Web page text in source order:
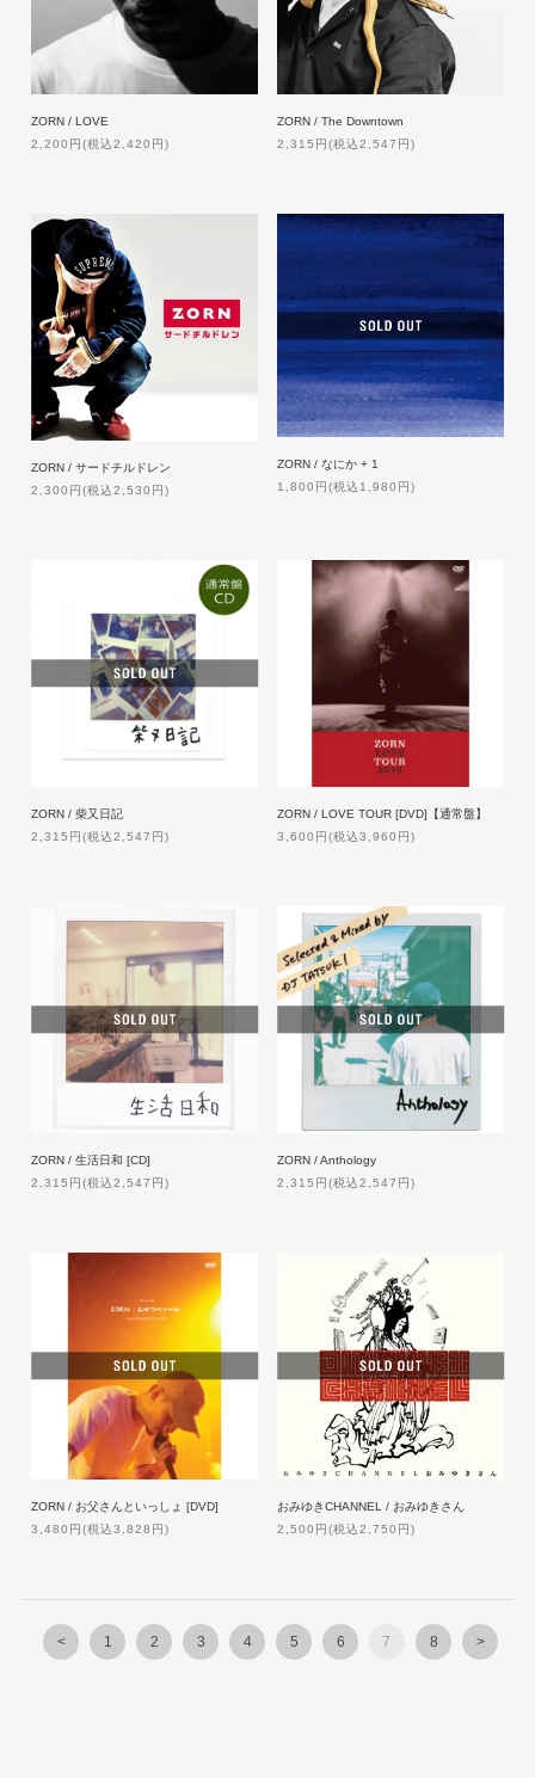
ZORN / LOVE
2,200円(税込2,420円)
ZORN / The Downtown
2,315円(税込2,547円)
ZORN / サードチルドレン
2,300円(税込2,530円)
ZORN / なにか + 1
1,800円(税込1,980円)
ZORN / 柴又日記
2,315円(税込2,547円)
ZORN / LOVE TOUR [DVD]【通常盤】
3,600円(税込3,960円)
ZORN / 生活日和 [CD]
2,315円(税込2,547円)
ZORN / Anthology
2,315円(税込2,547円)
ZORN / お父さんといっしょ [DVD]
3,480円(税込3,828円)
おみゆきCHANNEL / おみゆきさん
2,500円(税込2,750円)
< 1 2 3 4 5 6 7 8 >